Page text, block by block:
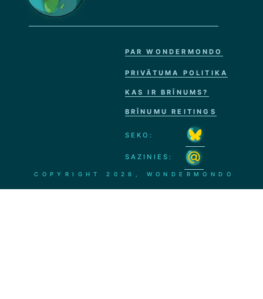
PAR WONDERMONDO
PRIVĀTUMA POLITIKA
KAS IR BRĪNUMS?
BRĪNUMU REITINGS
SEKO:
SAZINIES:
COPYRIGHT2026, WONDERMONDO